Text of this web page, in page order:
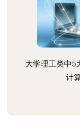
大学理工类中5
计